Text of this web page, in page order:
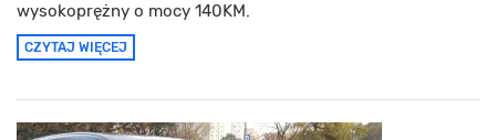
wysokoprężny o mocy 140KM.
CZYTAJ WIĘCEJ